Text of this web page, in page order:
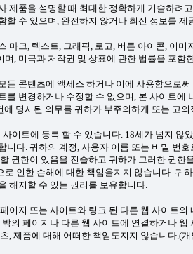
제품을 설명할 때 최대한 정확하게 기술하려
할 수 있으며, 완전하지 않거나 최신 정보를
마크, 텍스트, 그래픽, 로고, 버튼 아이콘, 이
며, 미국과 저작권 및 상표에 관한 법률을 포함
든 콘텐츠에 액세스 하거나 이에 사용함으로
를 변경하거나 수정할 수 없으며, 본 사이트
에 명시된 의무를 귀하가 부주의하게 또는 고
사이트에 등록 할 수 있습니다. 18세가 넘지
니다. 귀하의 계정, 사용자 이름 또는 비밀 번
권한이 있음을 진술하고 귀하가 그러한 권
로 인한 손해에 대한 책임을지지 않습니다. 귀
해지할 수 있는 권리를 보유합니다.
이지 또는 사이트와 링크 된 다른 웹 사이트
의 페이지나 다른 웹 사이트에 연결하거나
, 제품에 대해 어떠한 책임도지지 않습니다.(